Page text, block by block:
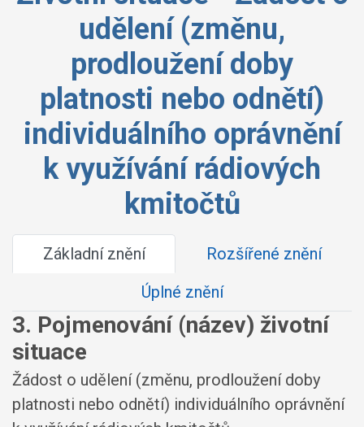
udělení (změnu,
prodloužení doby
platnosti nebo odnětí)
individuálního oprávnění
k využívání rádiových
kmitočtů
Základní znění
Rozšířené znění
Úplné znění
3. Pojmenování (název) životní
situace
Žádost o udělení (změnu, prodloužení doby
platnosti nebo odnětí) individuálního oprávnění